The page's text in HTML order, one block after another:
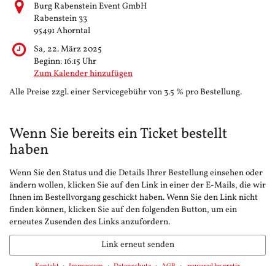
Burg Rabenstein Event GmbH
Rabenstein 33
95491 Ahorntal
Sa, 22. März 2025
Beginn: 16:15 Uhr
Zum Kalender hinzufügen
Alle Preise zzgl. einer Servicegebühr von 3.5 % pro Bestellung.
Wenn Sie bereits ein Ticket bestellt
haben
Wenn Sie den Status und die Details Ihrer Bestellung einsehen oder
ändern wollen, klicken Sie auf den Link in einer der E-Mails, die wir
Ihnen im Bestellvorgang geschickt haben. Wenn Sie den Link nicht
finden können, klicken Sie auf den folgenden Button, um ein
erneutes Zusenden des Links anzufordern.
Link erneut senden